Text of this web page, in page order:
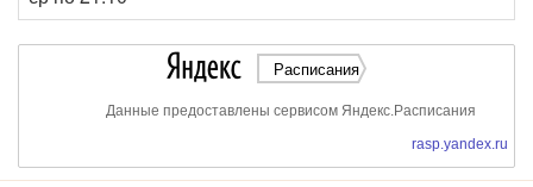
Расписания
Данные предоставлены сервисом Яндекс.Расписания
rasp.yandex.ru